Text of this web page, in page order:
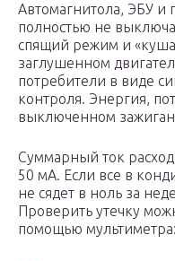
Автомагнитола, ЭБУ и
полностью не
спящий режим и
заглушенном
потребители в виде
контроля. Энергия,
выключенном
Суммарный ток
50 мА. Если все в
не сядет в ноль за
Проверить утечку
помощью мультиметра: